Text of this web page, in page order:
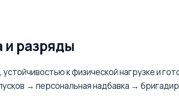
и разряды
к физической нагрузке и
→ персональная надбавка →